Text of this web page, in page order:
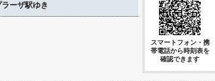
ラーザ駅ゆき
スマートフォン・携
帯電話から時刻表を
確認できます